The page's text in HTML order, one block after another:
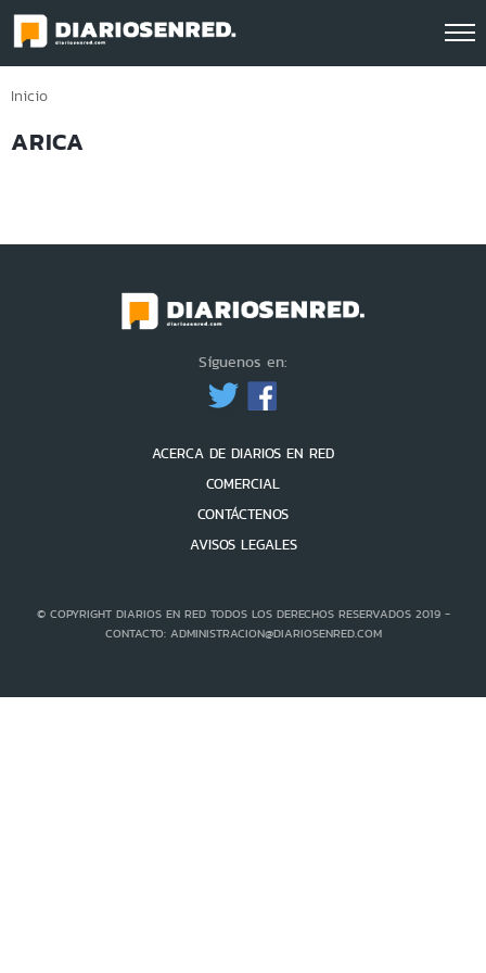
Click acá para ir directamente al contenido
Inicio
ARICA
Síguenos en:
ACERCA DE DIARIOS EN RED
COMERCIAL
CONTÁCTENOS
AVISOS LEGALES
© COPYRIGHT DIARIOS EN RED TODOS LOS DERECHOS RESERVADOS 2019 -
CONTACTO: ADMINISTRACION@DIARIOSENRED.COM